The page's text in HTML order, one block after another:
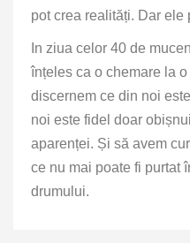
pot crea realități. Dar ele
In ziua celor 40 de
înțeles ca o chemare la
discernem ce din noi
noi este fidel doar
aparenței. Și să avem
ce nu mai poate fi purtat
drumului.